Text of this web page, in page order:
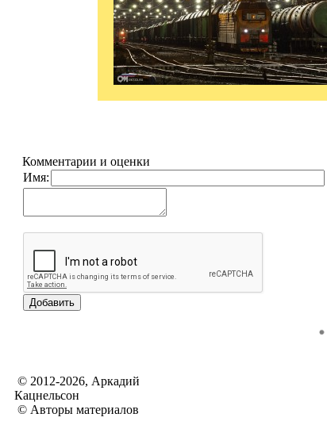
Комментарии и оценки
Имя:
© 2012-2026, Аркадий
Кацнельсон
© Авторы материалов